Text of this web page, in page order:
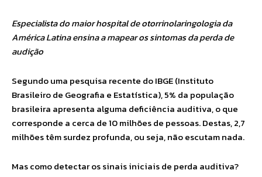
Especialista do maior hospital de otorrinolaringologia da
América Latina ensina a mapear os sintomas da perda de
audição
Segundo uma pesquisa recente do IBGE (Instituto
Brasileiro de Geografia e Estatística), 5% da população
brasileira apresenta alguma deficiência auditiva, o que
corresponde a cerca de 10 milhões de pessoas. Destas, 2,7
milhões têm surdez profunda, ou seja, não escutam nada.
Mas como detectar os sinais iniciais de perda auditiva?